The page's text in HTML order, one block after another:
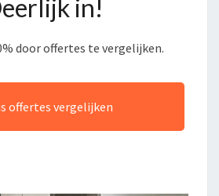
in!
door offertes te vergelijken.
offertes vergelijken